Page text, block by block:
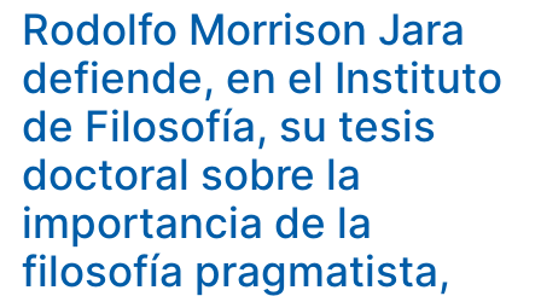
Filosofía, su tesis doctoral sobre la importancia de la
filosofía pragmatista, dirigida por Eulalia Pérez Sedeño
(IFS)
Rodolfo Morrison Jara
defiende, en el Instituto
de Filosofía, su tesis
doctoral sobre la
importancia de la
filosofía pragmatista,